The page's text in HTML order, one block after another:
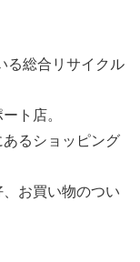
る総合リサイクル
ト店。
るショッピング
お買い物のつい